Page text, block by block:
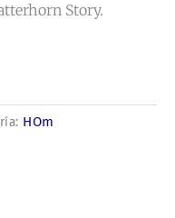
Story.
HOm